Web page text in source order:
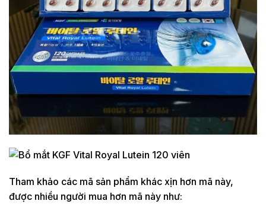
Tham khảo các mã sản phẩm khác xịn hơn mã này,
được nhiều người mua hơn mã này như: